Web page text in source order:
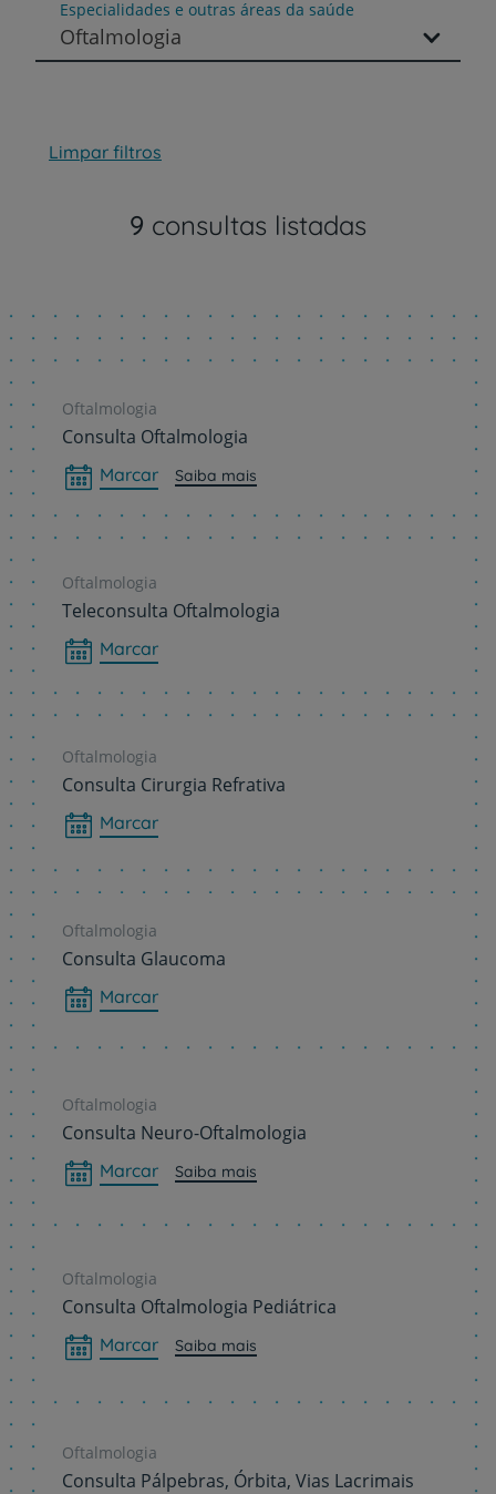
Especialidades e outras áreas da saúde
Oftalmologia
Limpar filtros
9 consultas listadas
Oftalmologia
Consulta Oftalmologia
Marcar Saiba mais
Oftalmologia
Teleconsulta Oftalmologia
Marcar
Oftalmologia
Consulta Cirurgia Refrativa
Marcar
Oftalmologia
Consulta Glaucoma
Marcar
Oftalmologia
Consulta Neuro-Oftalmologia
Marcar Saiba mais
Oftalmologia
Consulta Oftalmologia Pediátrica
Marcar Saiba mais
Oftalmologia
Consulta Pálpebras, Órbita, Vias Lacrimais